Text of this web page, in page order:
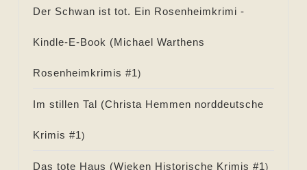
Der Schwan ist tot. Ein Rosenheimkrimi -
Kindle-E-Book (Michael Warthens
Rosenheimkrimis #1)
Im stillen Tal (Christa Hemmen norddeutsche
Krimis #1)
Das tote Haus (Wieken Historische Krimis #1)